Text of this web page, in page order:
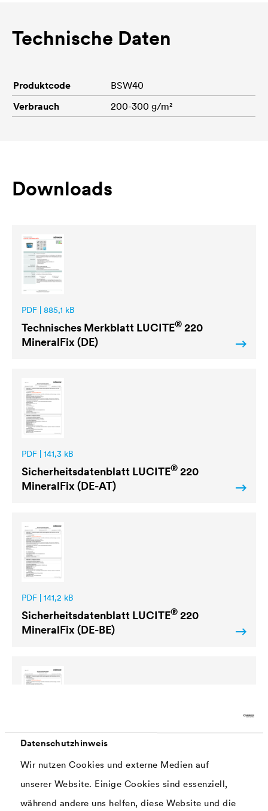
Datenschutzhinweis
Wir nutzen Cookies und externe Medien auf
unserer Website. Einige Cookies sind essenziell,
während andere uns helfen, diese Website und die
Technische Daten
Produktcode
BSW40
Verbrauch
200-300 g/m²
Downloads
PDF | 885,1 kB
Technisches Merkblatt LUCITE® 220
MineralFix (DE)
PDF | 141,3 kB
Sicherheitsdatenblatt LUCITE® 220
MineralFix (DE-AT)
PDF | 141,2 kB
Sicherheitsdatenblatt LUCITE® 220
MineralFix (DE-BE)
PDF | 145,9 kB
Sicherheitsdatenblatt LUCITE
220